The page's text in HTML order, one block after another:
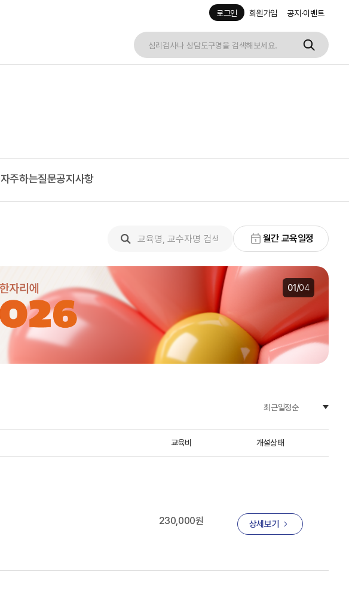
로그인 회원가입 공지·이벤트
자주하는질문공지사항
월간 교육일정
02/04
최근일정순
교육비 개설상태
230,000원 상세보기